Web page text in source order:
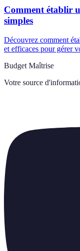
Comment établir
simples
Découvrez comment
et efficaces pour gérer
Budget Maîtrise
Votre source